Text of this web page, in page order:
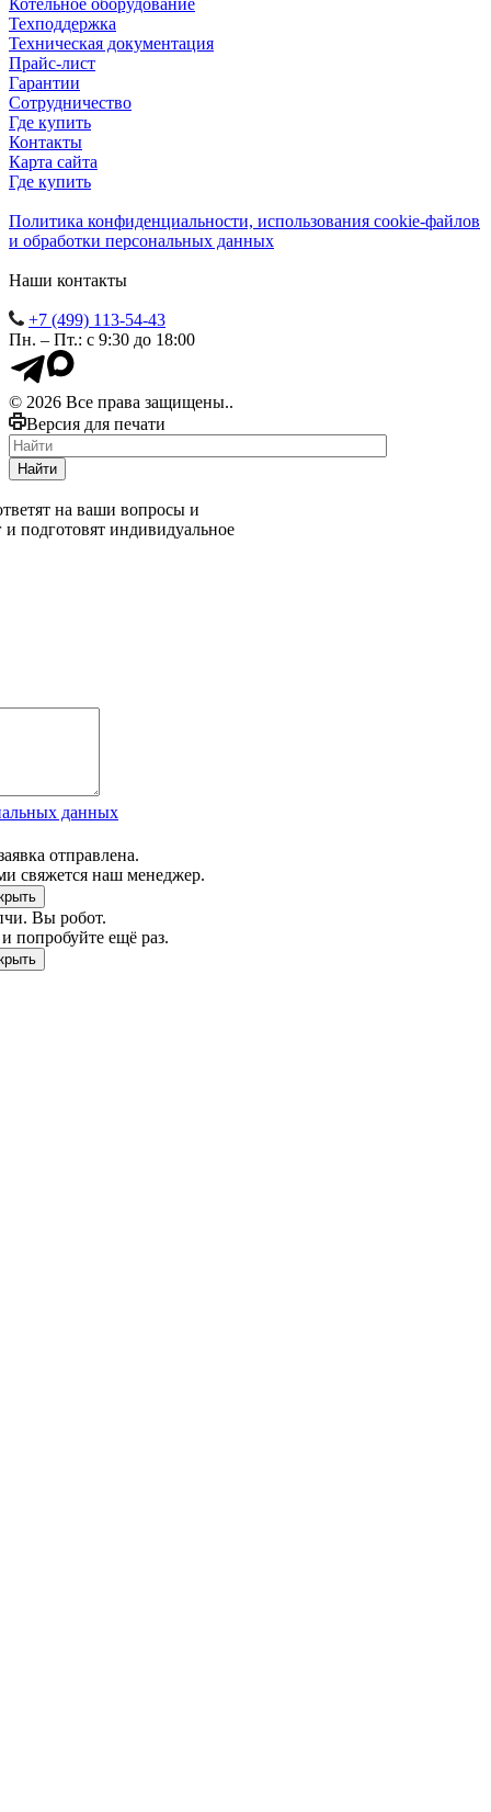
Котельное оборудование
Техподдержка
Техническая документация
Прайс-лист
Гарантии
Сотрудничество
Где купить
Контакты
Карта сайта
Где купить
Политика конфиденциальности, использования сookie-файлов
и обработки персональных данных
Наши контакты
+7 (499) 113-54-43
Пн. – Пт.: с 9:30 до 18:00
© 2026 Все права защищены..
Версия для печати
Найти
на ваши вопросы и
и подготовят индивидуальное
данных
отправлена.
свяжется наш менеджер.
Вы робот.
попробуйте ещё раз.